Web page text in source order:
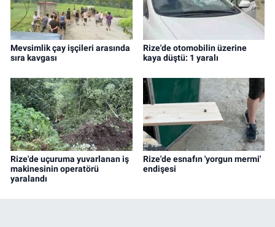
Mevsimlik çay işçileri arasında
sıra kavgası
Rize'de otomobilin üzerine
kaya düştü: 1 yaralı
Rize'de uçuruma yuvarlanan iş
makinesinin operatörü
yaralandı
Rize'de esnafın 'yorgun mermi'
endişesi